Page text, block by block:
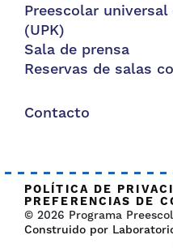
Preescolar universal
(UPK)
Sala de prensa
Reservas de salas
Contacto
POLÍTICA DE
PREFERENCIAS DE
© 2026 Programa
Construido por